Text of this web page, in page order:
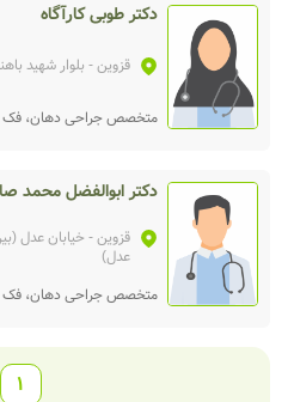
دکتر طوبی کارآگاه
قزوین- بلوار شهید
متخصص جراحی دهان،
دکتر ابوالفضل محمد
قزوین- خیابان عدل
عدل)
متخصص جراحی دهان،
1